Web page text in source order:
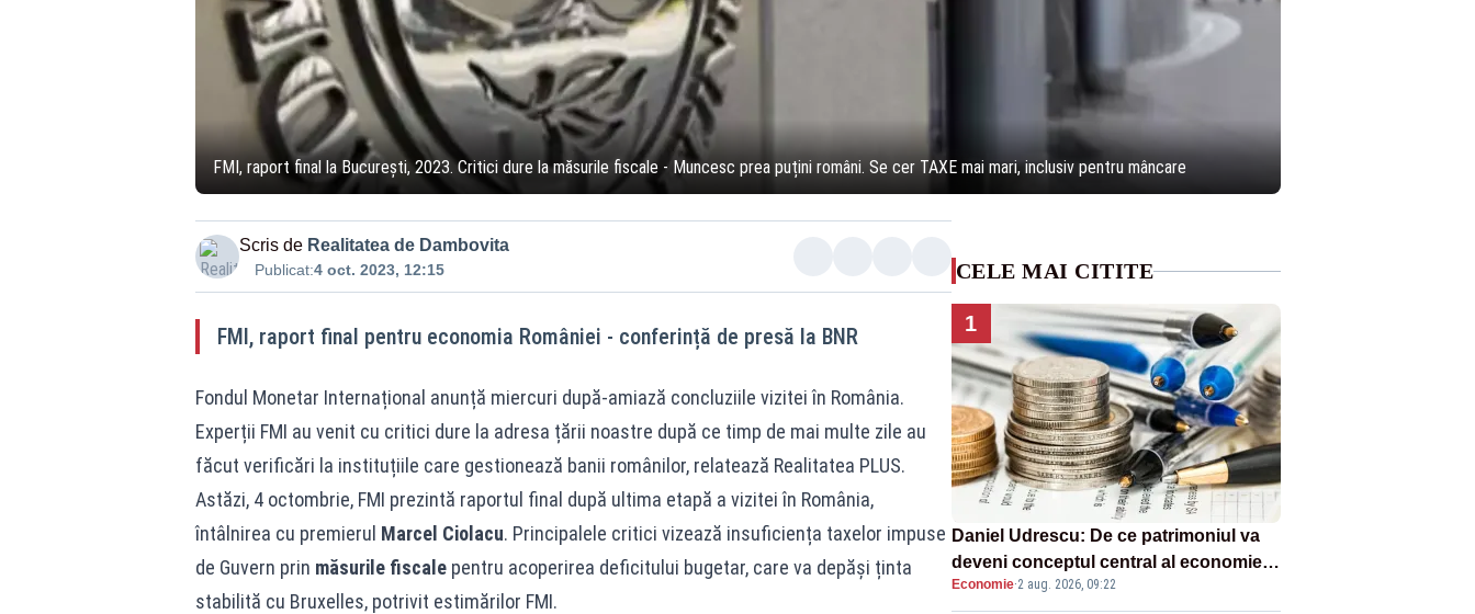
FMI, raport final la București, 2023. Critici dure la măsurile fiscale - Muncesc prea puțini români. Se cer TAXE mai mari, inclusiv pentru mâncare
Scris de Realitatea de Dambovita
Publicat:4 oct. 2023, 12:15
FMI, raport final pentru economia României - conferință de presă la BNR
Fondul Monetar Internațional anunță miercuri după-amiază concluziile vizitei în România.
Experții FMI au venit cu critici dure la adresa țării noastre după ce timp de mai multe zile au
făcut verificări la instituțiile care gestionează banii românilor, relatează Realitatea PLUS.
Astăzi, 4 octombrie, FMI prezintă raportul final după ultima etapă a vizitei în România,
întâlnirea cu premierul Marcel Ciolacu. Principalele critici vizează insuficiența taxelor impuse
de Guvern prin măsurile fiscalepentru acoperirea deficitului bugetar, care va depăși ținta
stabilită cu Bruxelles, potrivit estimărilor FMI.
CELE MAI CITITE
1
Daniel Udrescu: De ce patrimoniul va
deveni conceptul central al economiei
viitoare?
Economie·2 aug. 2026, 09:22